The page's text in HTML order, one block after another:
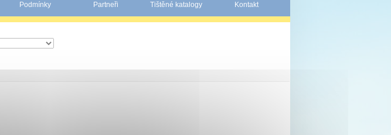
Podmínky Partneři Tištěné katalogy Kontakt